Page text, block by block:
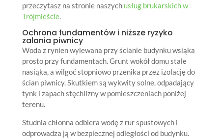
przeczytasz na stronie naszych usług brukarskich w
Trójmieście.
Ochrona fundamentów i niższe ryzyko
zalania piwnicy
Woda z rynien wylewana przy ścianie budynku wsiąka
prosto przy fundamentach. Grunt wokół domu stale
nasiąka, a wilgoć stopniowo przenika przez izolację do
ścian piwnicy. Skutkiem są wykwity solne, odpadający
tynk i zapach stęchlizny w pomieszczeniach poniżej
terenu.
Studnia chłonna odbiera wodę z rur spustowych i
odprowadza ją w bezpiecznej odległości od budynku.